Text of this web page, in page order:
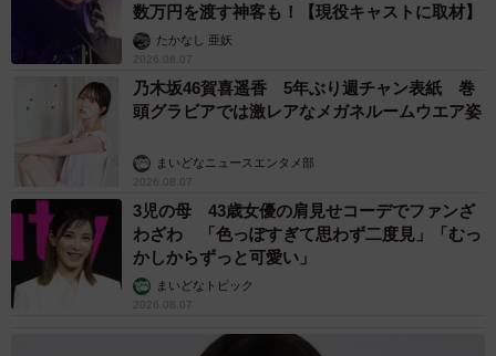
5/7
話題のプレミアム和牛ハンバーグセット
一気に評判になったのは若手の注目株、藤井聡太七段が
ランチで注文するようになってからだ。
「将棋会館のレストランが木曜定休日ということで出前
を頼まれ、配達するようになったのがきっかけ。それか
ら、藤井さんがハンバーグを食べると必ず勝つとメディア
で取り上げられるようになり、勝負メシとして注目される
ようになったんです。そこから将棋ファンや、近隣の人も
数万円を渡す神客も！【現役キャストに取材】
たかなし 亜妖
2026.08.07
乃木坂46賀喜遥香 5年ぶり週チャン表紙 巻
頭グラビアでは激レアなメガネルームウエア姿
まいどなニュースエンタメ部
2026.08.07
3児の母 43歳女優の肩見せコーデでファンざ
わざわ 「色っぽすぎて思わず二度見」「むっ
かしからずっと可愛い」
まいどなトピック
2026.08.07